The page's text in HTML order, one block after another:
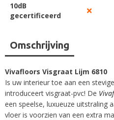
Omschrijving
Vivafloors Visgraat Lijm 6810
Is uw interieur toe aan een
introduceert visgraat-pvc! De
een speelse, luxueuze uitstraling
vloer is voorzien van een extra
10dB
gecertificeerd